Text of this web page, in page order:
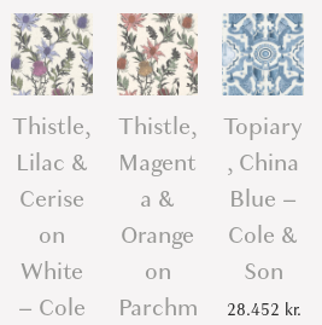
Thistle,
Lilac &
Cerise
on
White
– Cole
Thistle,
Magent
a &
Orange
on
Parchm
Topiary
, China
Blue –
Cole &
Son
28.452 kr.